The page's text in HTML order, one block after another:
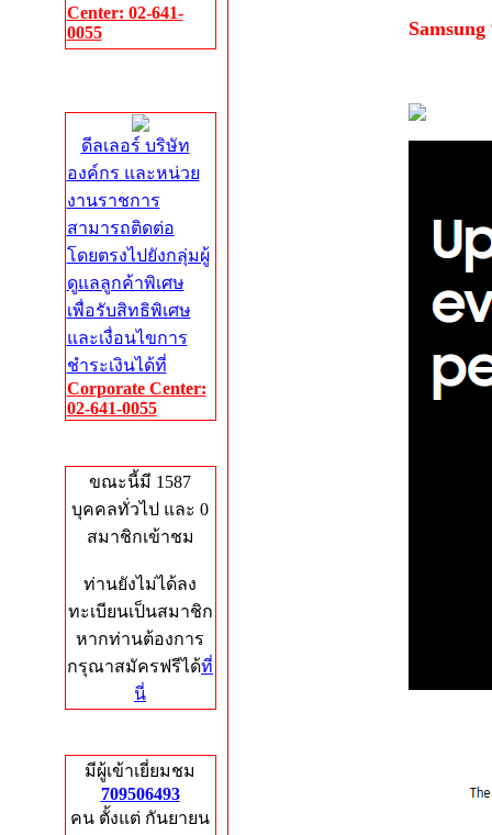
Center: 02-641-
0055
ดีลเลอร์ บริษัท
องค์กร และหน่วย
งานราชการ
สามารถติดต่อ
โดยตรงไปยังกลุ่มผู้
ดูแลลูกค้าพิเศษ
เพื่อรับสิทธิพิเศษ
และเงื่อนไขการ
ชำระเงินได้ที่
Corporate Center:
02-641-0055
ขณะนี้มี 1587
บุคคลทั่วไป และ 0
สมาชิกเข้าชม
ท่านยังไม่ได้ลง
ทะเบียนเป็นสมาชิก
หากท่านต้องการ
กรุณาสมัครฟรีได้ที่
นี่
มีผู้เข้าเยี่ยมชม
709506493
คน ตั้งแต่ กันยายน